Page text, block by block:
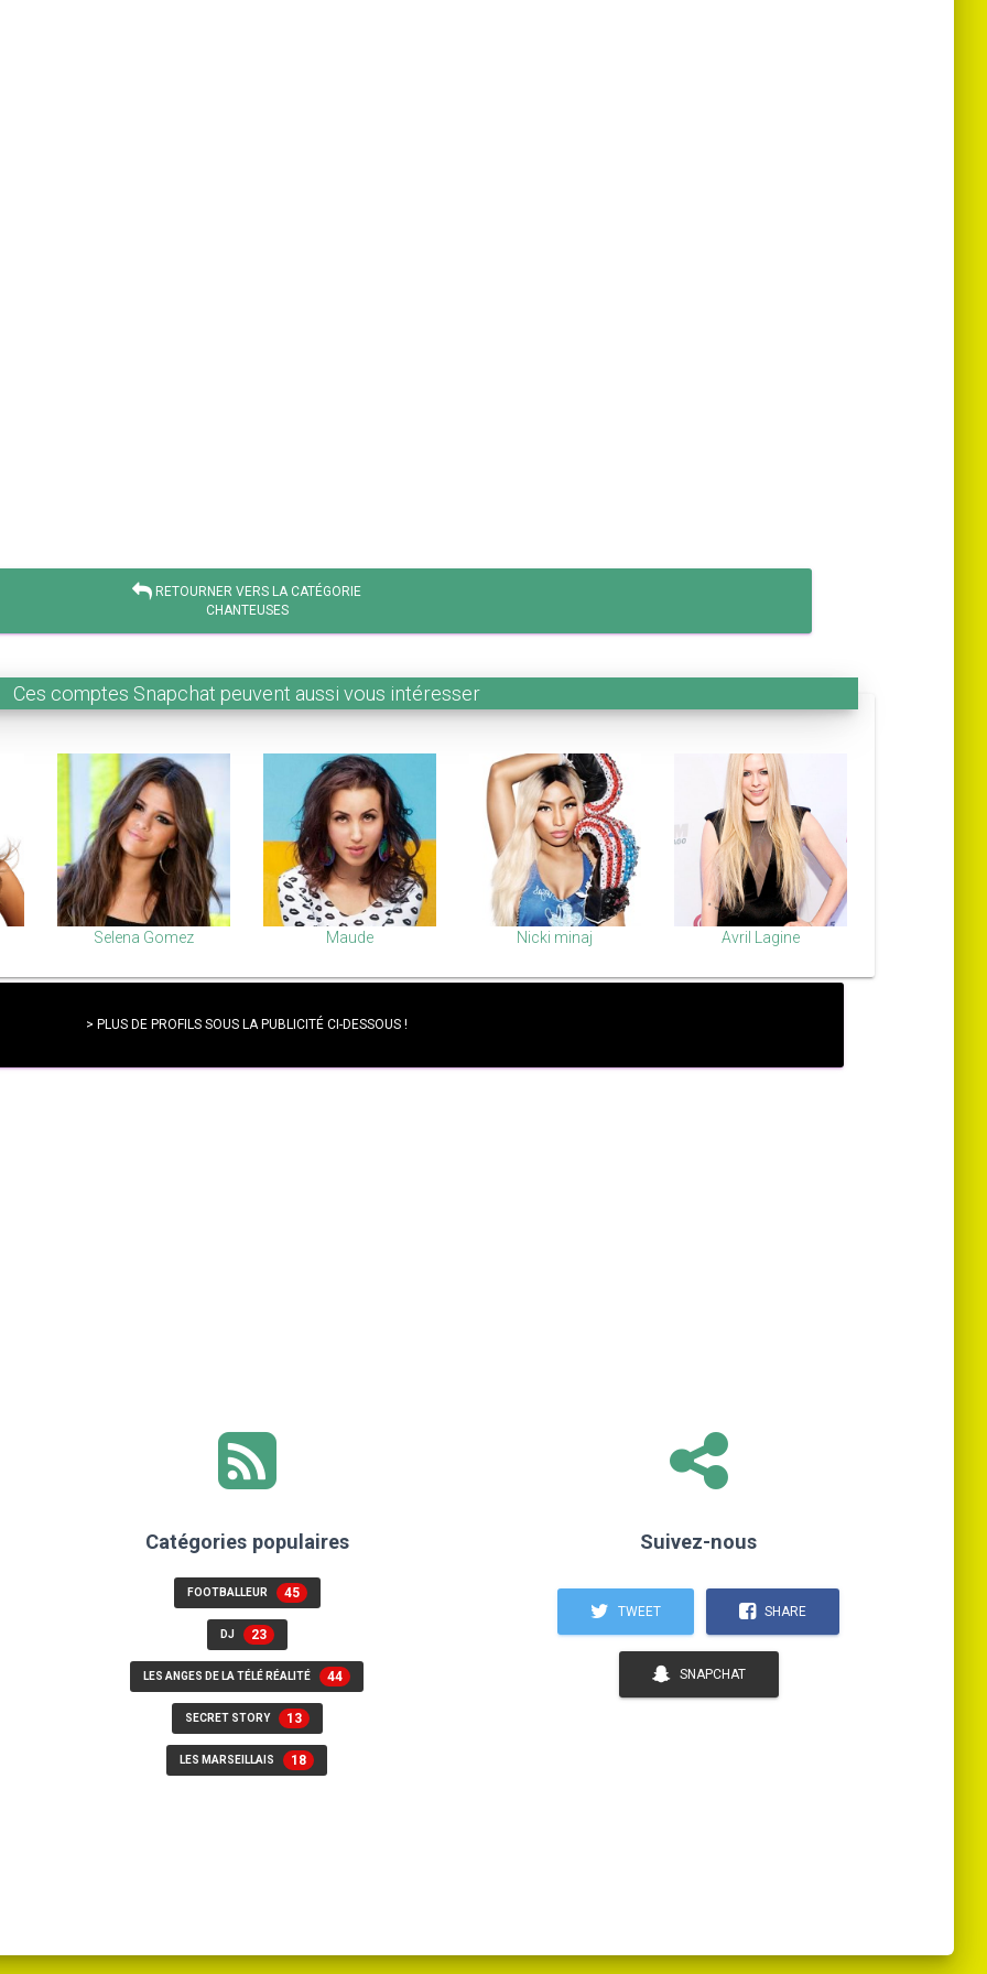
RETOURNER VERS LA CATÉGORIE
CHANTEUSES
Ces comptes Snapchat peuvent aussi vous intéresser
Selena Gomez Maude Nicki minaj Avril Lagine
> PLUS DE PROFILS SOUS LA PUBLICITÉ CI-DESSOUS !
Catégories populaires
FOOTBALLEUR 45
DJ 23
LES ANGES DE LA TÉLÉ RÉALITÉ 44
SECRET STORY 13
LES MARSEILLAIS 18
Suivez-nous
TWEET SHARE
SNAPCHAT